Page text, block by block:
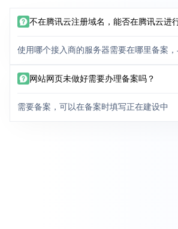
不在腾讯云注册域名，能否在腾讯云进
使用哪个接入商的服务器需要在哪里备案
网站网页未做好需要办理备案吗？
需要备案，可以在备案时填写正在建设中